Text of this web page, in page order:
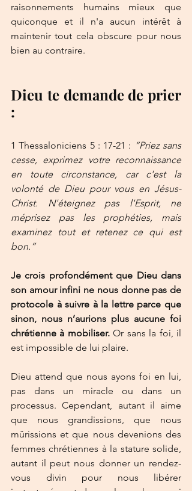
raisonnements humains mieux que
quiconque et il n'a aucun intérêt à
maintenir tout cela obscure pour nous
bien au contraire.
Dieu te demande de prier
:
1 Thessaloniciens 5 : 17-21 : “Priez sans
cesse, exprimez votre reconnaissance
en toute circonstance, car c'est la
volonté de Dieu pour vous en Jésus-
Christ. N'éteignez pas l'Esprit, ne
méprisez pas les prophéties, mais
examinez tout et retenez ce qui est
bon.”
Je crois profondément que Dieu dans
son amour infini ne nous donne pas de
protocole à suivre à la lettre parce que
sinon, nous n’aurions plus aucune foi
chrétienne à mobiliser. Or sans la foi, il
est impossible de lui plaire.
Dieu attend que nous ayons foi en lui,
pas dans un miracle ou dans un
processus. Cependant, autant il aime
que nous grandissions, que nous
mûrissions et que nous devenions des
femmes chrétiennes à la stature solide,
autant il peut nous donner un rendez-
vous divin pour nous libérer